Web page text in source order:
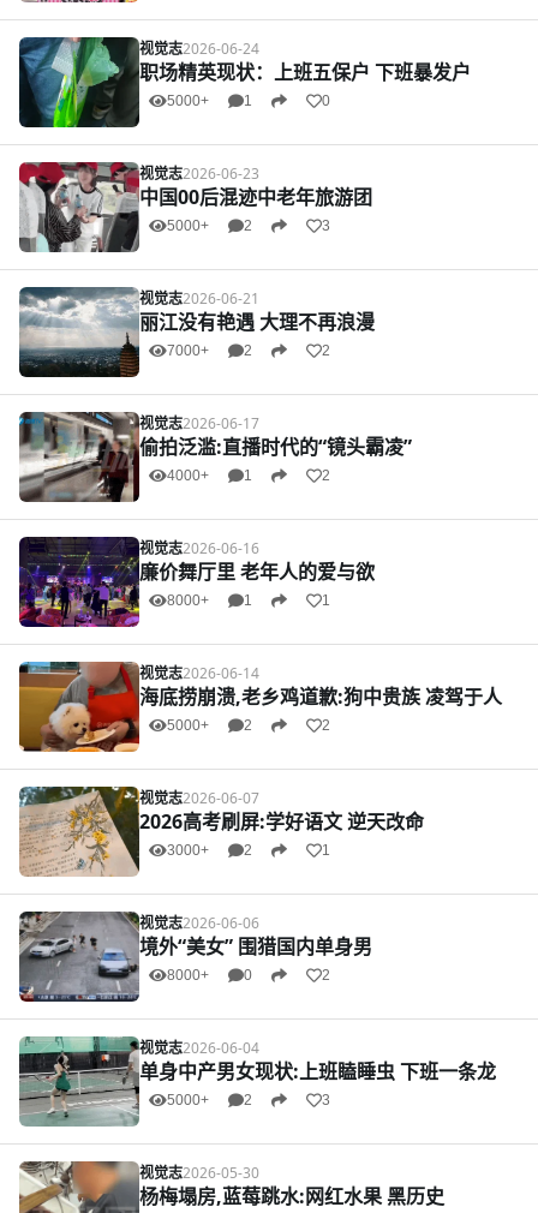
视觉志2026-06-24
职场精英现状：上班五保户 下班暴发户
5000+ 1 0
视觉志2026-06-23
中国00后混迹中老年旅游团
5000+ 2 3
视觉志2026-06-21
丽江没有艳遇 大理不再浪漫
7000+ 2 2
视觉志2026-06-17
偷拍泛滥:直播时代的“镜头霸凌”
4000+ 1 2
视觉志2026-06-16
廉价舞厅里 老年人的爱与欲
8000+ 1 1
视觉志2026-06-14
海底捞崩溃,老乡鸡道歉:狗中贵族 凌驾于人
5000+ 2 2
视觉志2026-06-07
2026高考刷屏:学好语文 逆天改命
3000+ 2 1
视觉志2026-06-06
境外“美女” 围猎国内单身男
8000+ 0 2
视觉志2026-06-04
单身中产男女现状:上班瞌睡虫 下班一条龙
5000+ 2 3
视觉志2026-05-30
杨梅塌房,蓝莓跳水:网红水果 黑历史